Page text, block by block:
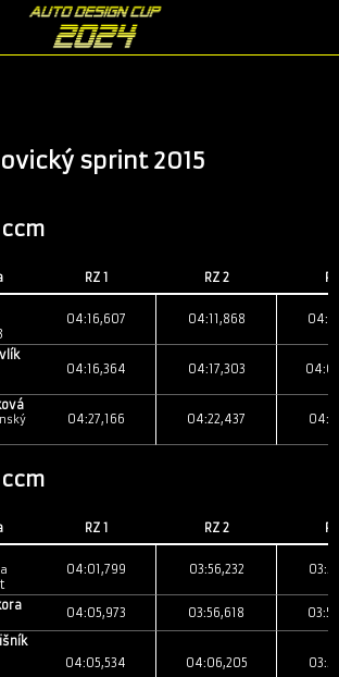
sprint 2015
RZ 1 RZ 2
04:16,607 04:11,868
04:16,364 04:17,303
04:27,166 04:22,437
RZ 1 RZ 2
04:01,799 03:56,232
04:05,973 03:56,618
04:05,534 04:06,205